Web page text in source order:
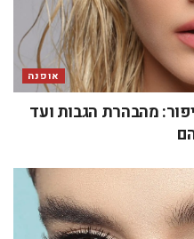
אופנה
מהבהרת הגבות ועד